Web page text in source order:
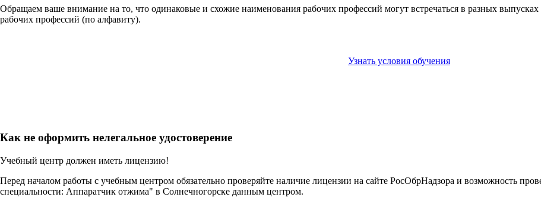
Обращаем ваше внимание на то, что одинаковые и схожие наименования рабочих профессий могут встречаться в разных
рабочих профессий (по алфавиту).
Узнать условия обучения
Как не оформить нелегальное удостоверение
Учебный центр должен иметь лицензию!
Перед началом работы с учебным центром обязательно проверяйте наличие лицензии на сайте РосОбрНадзора и возможность
специальности: Аппаратчик отжима" в Солнечногорске данным центром.